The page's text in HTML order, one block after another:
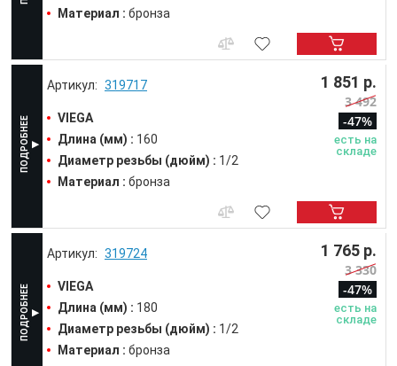
Материал : бронза
319717
VIEGA
Длина (мм) : 160
Диаметр резьбы (дюйм) : 1/2
Материал : бронза
1 851 р.
3 492
-47%
есть на
складе
319724
VIEGA
Длина (мм) : 180
Диаметр резьбы (дюйм) : 1/2
Материал : бронза
1 765 р.
3 330
-47%
есть на
складе